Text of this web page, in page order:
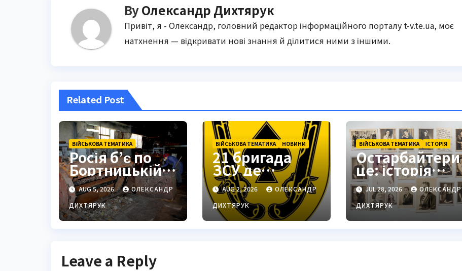
ByОлександр Дихтярук
Привіт, я - Олександр, головний редактор інформаційного порталу t-v.te.ua, моє
натхнення — відкривати нові знання й ділитися ними з іншими.
Related Post
ВІЙСЬКОВА ТЕМАТИКА
Росія б’є по
Бортницькій
станції:
експерт
попередив
про
AUG 5, 2026
ОЛЕКСАНДР
ДИХТЯРУК
ВІЙСЬКОВА ТЕМАТИКА НОВИНИ
21 бригада
ЗСУ де
знаходиться:
Подільськ як
стратегічний
центр
AUG 2, 2026
ОЛЕКСАНДР
ДИХТЯРУК
ВІЙСЬКОВА ТЕМАТИКА ІСТОРІЯ
Остарбайтери
це: історія
примусової
праці
українців
JUL 28, 2026
ОЛЕКСАНДР
ДИХТЯРУК
Leave a Reply